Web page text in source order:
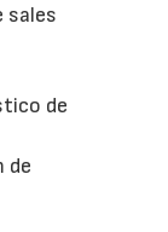
sales
de
de